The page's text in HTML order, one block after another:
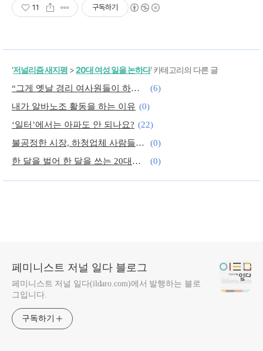
11 구독하기
'저널리즘 새지평 >20대 여성 일을 논하다' 카테고리의 다른 글
“그게 옛날 경리 여사원들이 하던 일이잖아”
(6)
내가 알바노조 활동을 하는 이유 (0)
‘일터’에서는 아파도 안 되나요? (22)
불공정한 시장, 하청업체 사람들과 만나며
(0)
한 달을 벌어 한 달을 쓰는 20대의 삶
(0)
기업 인턴과 아르바이트의 경계에서…
(0)
페미니스트 저널 일다 블로그
페미니스트 저널 일다(ildaro.com)에서 발행하는 블로
그입니다.
구독하기